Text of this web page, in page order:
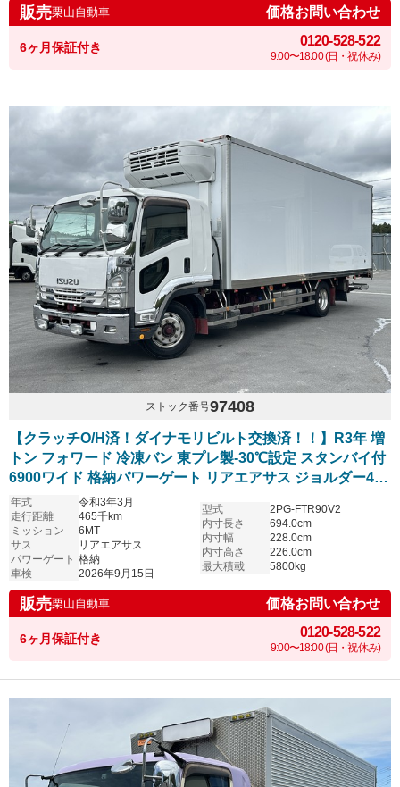
販売栗山自動車 価格お問い合わせ
6ヶ月保証付き 0120-528-522
9:00〜18:00 (日・祝休み)
ストック番号97408
【クラッチO/H済！ダイナモリビルト交換済！！】R3年 増
トン フォワード 冷凍バン 東プレ製-30℃設定 スタンバイ付
6900ワイド 格納パワーゲート リアエアサス ジョルダー4列
縞板アルミ床 車検付
年式
令和3年3月
走行距離
465千km
ミッション
6MT
サス
リアエアサス
パワーゲート 格納
車検
2026年9月15日
型式
2PG-FTR90V2
内寸長さ
694.0cm
内寸幅
228.0cm
内寸高さ
226.0cm
最大積載
5800kg
販売栗山自動車 価格お問い合わせ
6ヶ月保証付き 0120-528-522
9:00〜18:00 (日・祝休み)